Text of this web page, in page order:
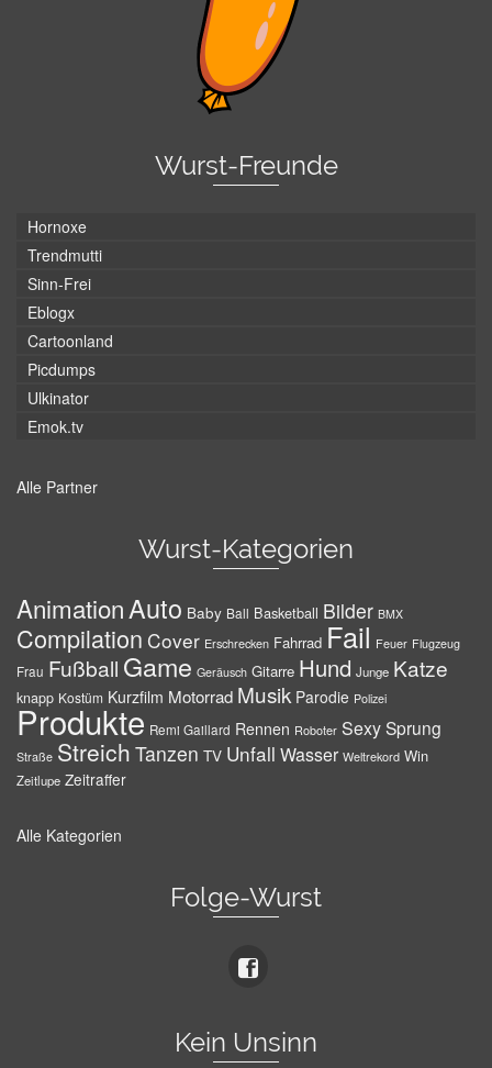
Wurst-Freunde
Hornoxe
Trendmutti
Sinn-Frei
Eblogx
Cartoonland
Picdumps
Ulkinator
Emok.tv
Alle Partner
Wurst-Kategorien
AnimationAuto Baby Ball Basketball Bilder BMX
Compilation Cover Erschrecken Fahrrad Fail Feuer Flugzeug
Frau Fußball Game Geräusch Gitarre Hund Junge Katze
knapp Kostüm Kurzfilm Motorrad Musik Parodie Polizei
Produkte Remi Gaillard Rennen Roboter SexySprung
Straße Streich Tanzen TV Unfall Wasser Weltrekord Win
Zeitlupe Zeitraffer
Alle Kategorien
Folge-Wurst
Kein Unsinn